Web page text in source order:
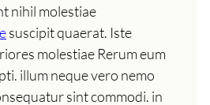
nihil molestiae
suscipit quaerat. Iste
molestiae Rerum eum
illum neque vero nemo
sint commodi. in